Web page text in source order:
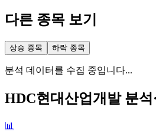
다른 종목 보기
상승 종목 하락 종목
분석 데이터를 수집 중입니다...
HDC현대산업개발분석
📊